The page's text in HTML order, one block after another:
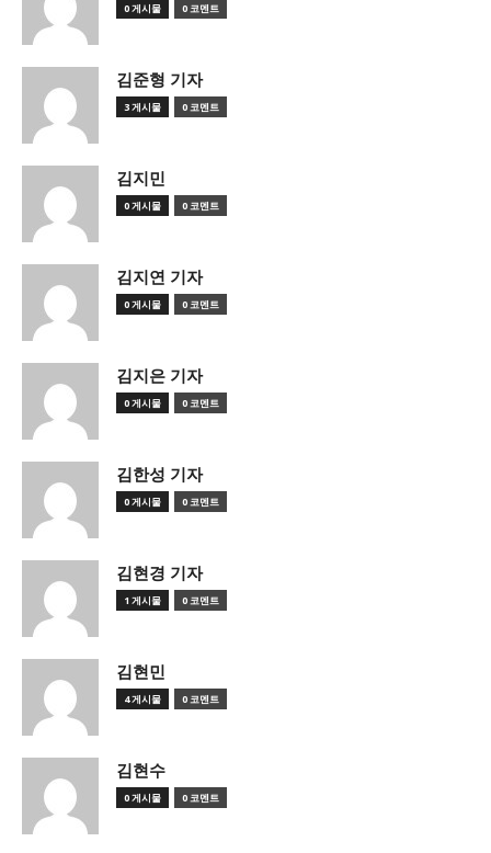
0 게시물 0 코멘트
김준형 기자
3 게시물 0 코멘트
김지민
0 게시물 0 코멘트
김지연 기자
0 게시물 0 코멘트
김지은 기자
0 게시물 0 코멘트
김한성 기자
0 게시물 0 코멘트
김현경 기자
1 게시물 0 코멘트
김현민
4 게시물 0 코멘트
김현수
0 게시물 0 코멘트